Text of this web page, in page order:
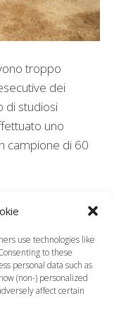
use technologies like
to these
personal data such as
(non-) personalized
affect certain
troppo
dei
di studiosi
uno
campione di 60
personaggi si
normale, i
in maniera
ad esempio,
date loro.